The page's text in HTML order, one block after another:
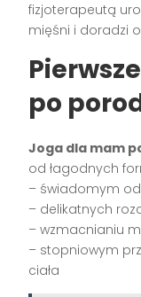
fizjoterapeutą
mięśni i doradzi
po
Joga dla mam
od łagodnych
– świadomym
– delikatnych
– wzmacnianiu
– stopniowym
ciała